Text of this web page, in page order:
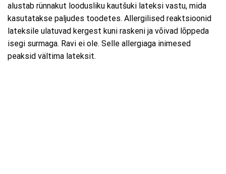
alustab rünnakut loodusliku kautšuki lateksi vastu, mida
kasutatakse paljudes toodetes. Allergilised reaktsioonid
lateksile ulatuvad kergest kuni raskeni ja võivad lõppeda
isegi surmaga. Ravi ei ole. Selle allergiaga inimesed
peaksid vältima lateksit.